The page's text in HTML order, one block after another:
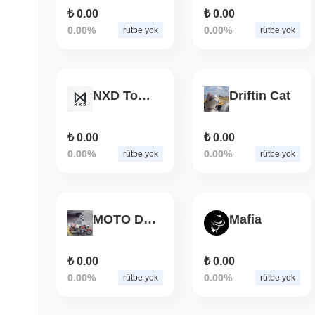
₺ 0.00
0.00% rütbe yok
₺ 0.00
0.00% rütbe yok
NXD Token
₺ 0.00
0.00% rütbe yok
Driftin Cat
₺ 0.00
0.00% rütbe yok
MOTO DOG
₺ 0.00
0.00% rütbe yok
Mafia
₺ 0.00
0.00% rütbe yok